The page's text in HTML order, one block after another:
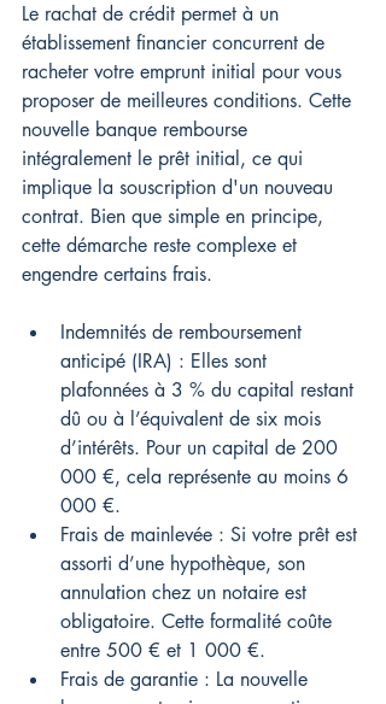
Le rachat de crédit permet à un
établissement financier concurrent de
racheter votre emprunt initial pour vous
proposer de meilleures conditions. Cette
nouvelle banque rembourse
intégralement le prêt initial, ce qui
implique la souscription d'un nouveau
contrat. Bien que simple en principe,
cette démarche reste complexe et
engendre certains frais.
Indemnités de remboursement
anticipé (IRA) : Elles sont
plafonnées à 3 % du capital restant
dû ou à l’équivalent de six mois
d’intérêts. Pour un capital de 200
000 €, cela représente au moins 6
000 €.
Frais de mainlevée : Si votre prêt est
assorti d’une hypothèque, son
annulation chez un notaire est
obligatoire. Cette formalité coûte
entre 500 € et 1 000 €.
Frais de garantie : La nouvelle